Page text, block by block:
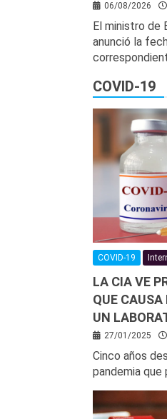
06/08/2026
El ministro de
anunció la
COVID-19
COVID-19
LA CIA VE
QUE CAUSA
UN
27/01/2025
Cinco años
pandemia que